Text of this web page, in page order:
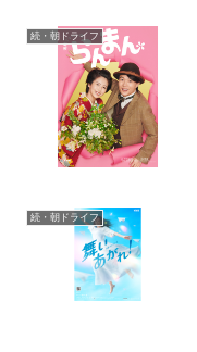
続・朝ドライフ
続・朝ドライフ